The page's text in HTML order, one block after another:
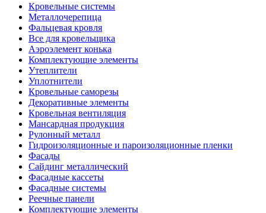
Кровельные системы
Металлочерепица
Фальцевая кровля
Все для кровельщика
Аэроэлемент конька
Комплектующие элементы
Утеплители
Уплотнители
Кровельные саморезы
Декоративные элементы
Кровельная вентиляция
Мансардная продукция
Рулонный металл
Гидроизоляционные и пароизоляционные пленки
Фасады
Сайдинг металлический
Фасадные кассеты
Фасадные системы
Реечные панели
Комплектующие элементы